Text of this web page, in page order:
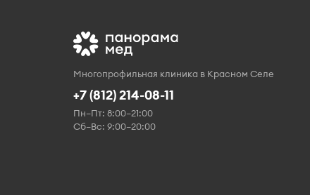
Многопрофильная клиника в Красном Селе
+7 (812) 214-08-11
Пн–Пт: 8:00–21:00
Сб–Вс: 9:00–20:00